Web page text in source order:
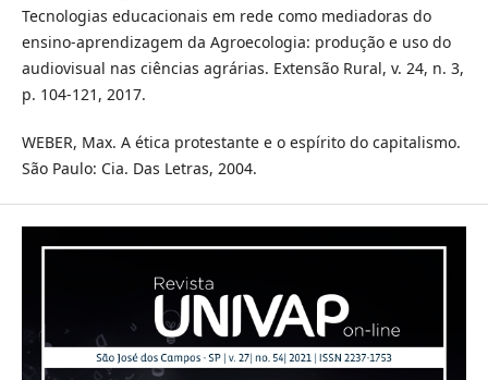
Tecnologias educacionais em rede como mediadoras do
ensino-aprendizagem da Agroecologia: produção e uso do
audiovisual nas ciências agrárias. Extensão Rural, v. 24, n. 3,
p. 104-121, 2017.
WEBER, Max. A ética protestante e o espírito do capitalismo.
São Paulo: Cia. Das Letras, 2004.